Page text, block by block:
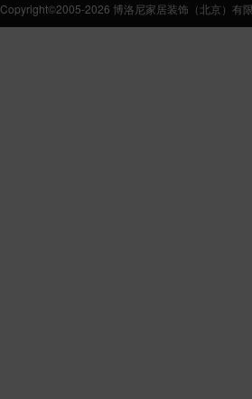
Copyright©2005-2026 博洛尼家居装饰（北京）有